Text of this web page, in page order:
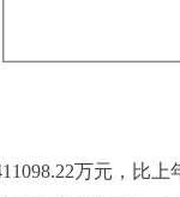
万元，比上